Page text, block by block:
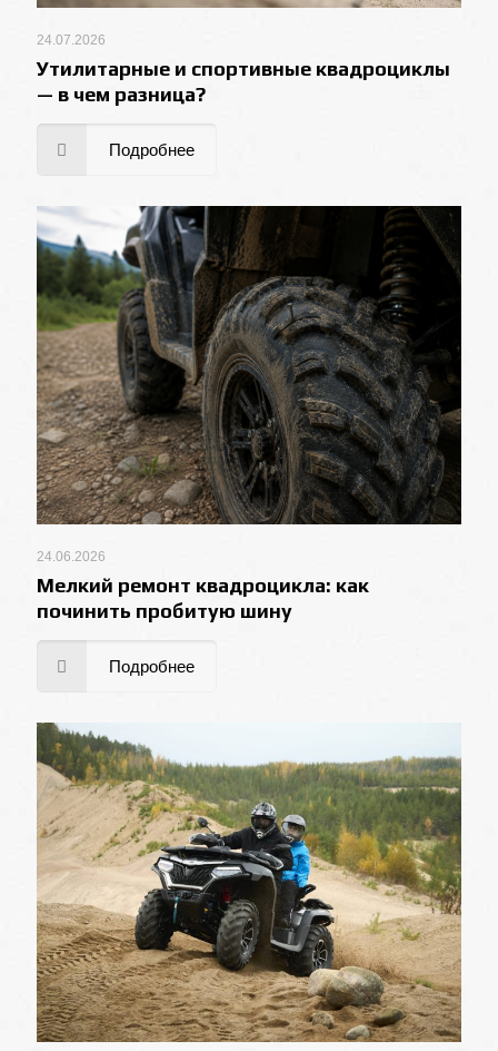
24.07.2026
Утилитарные и спортивные квадроциклы
— в чем разница?
Подробнее
24.06.2026
Мелкий ремонт квадроцикла: как
починить пробитую шину
Подробнее